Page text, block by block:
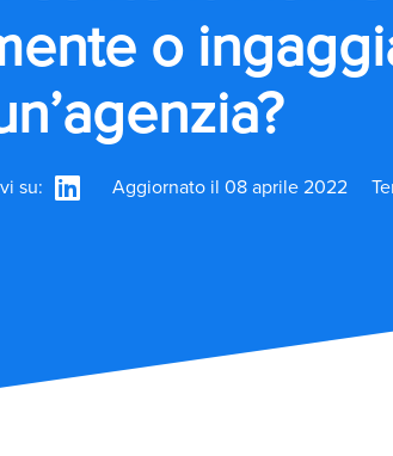
o
su: Aggiornato il 08 aprile 2022